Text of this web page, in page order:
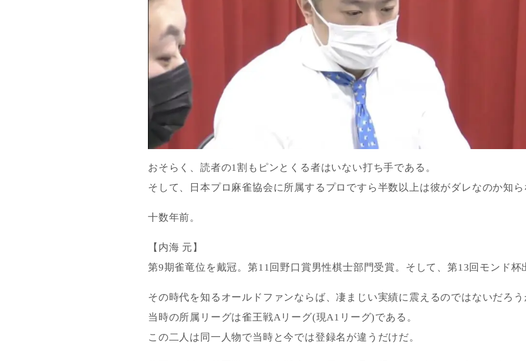
おそらく、読者の1割もピンとくる者はいない打ち手である。
そして、日本プロ麻雀協会に所属するプロですら半数以上は彼がダレなのか知
十数年前。
【内海 元】
第9期雀竜位を戴冠。第11回野口賞男性棋士部門受賞。そして、第13回モンド杯
その時代を知るオールドファンならば、凄まじい実績に震えるのではないだろ
当時の所属リーグは雀王戦Aリーグ(現A1リーグ)である。
この二人は同一人物で当時と今では登録名が違うだけだ。